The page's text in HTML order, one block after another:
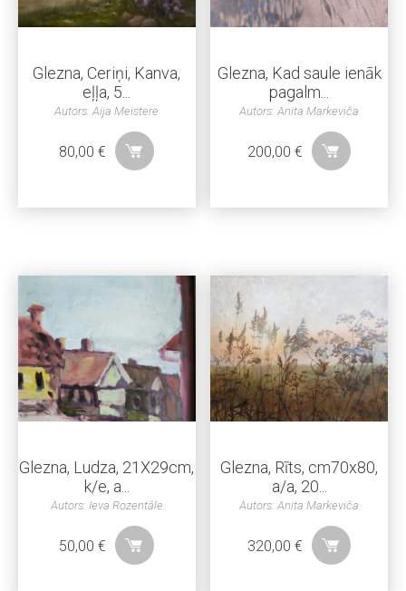
Glezna, Ceriņi, Kanva,
eļļa, 5...
Autors: Aija Meistere
80,00€
Glezna, Kad saule ienāk
pagalm...
Autors: Anita Markeviča
200,00€
Glezna, Ludza, 21X29cm,
k/e, a...
Autors: Ieva Rozentāle
50,00€
Glezna, Rīts, cm70x80,
a/a, 20...
Autors: Anita Markeviča
320,00€